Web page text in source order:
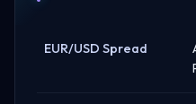
EUR/USD Spread